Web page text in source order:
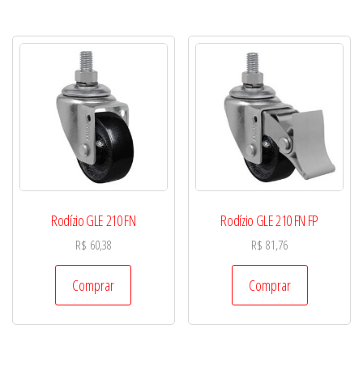
Rodízio GLE 210 FN
R$ 60,38
Comprar
Rodízio GLE 210 FN FP
R$ 81,76
Comprar